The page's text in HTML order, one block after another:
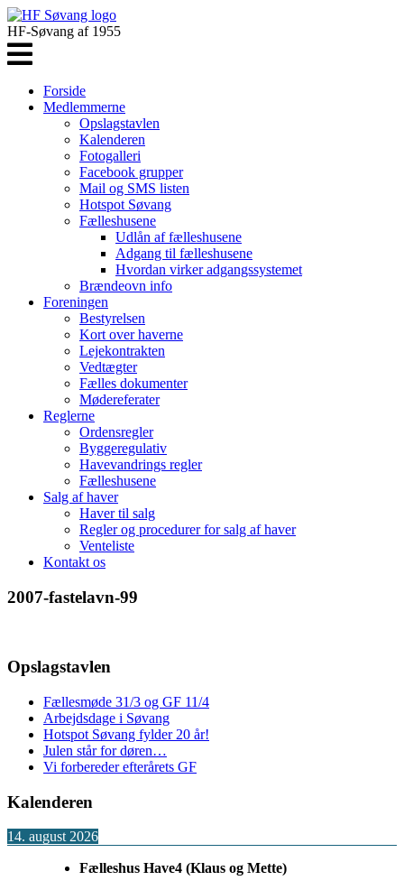
HF-Søvang af 1955
Forside
Medlemmerne
Opslagstavlen
Kalenderen
Fotogalleri
Facebook grupper
Mail og SMS listen
Hotspot Søvang
Fælleshusene
Udlån af fælleshusene
Adgang til fælleshusene
Hvordan virker adgangssystemet
Brændeovn info
Foreningen
Bestyrelsen
Kort over haverne
Lejekontrakten
Vedtægter
Fælles dokumenter
Mødereferater
Reglerne
Ordensregler
Byggeregulativ
Havevandrings regler
Fælleshusene
Salg af haver
Haver til salg
Regler og procedurer for salg af haver
Venteliste
Kontakt os
2007-fastelavn-99
Opslagstavlen
Fællesmøde 31/3 og GF 11/4
Arbejdsdage i Søvang
Hotspot Søvang fylder 20 år!
Julen står for døren…
Vi forbereder efterårets GF
Kalenderen
14. august 2026
Fælleshus Have4 (Klaus og Mette)